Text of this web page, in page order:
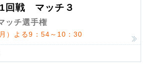
回戦 マッチ３
ッチ選手権
）よる9：54～10：30